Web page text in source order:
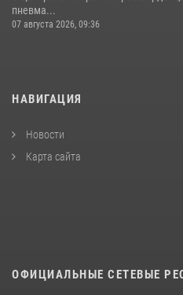
пневма...
07 августа 2026, 09:36
НАВИГАЦИЯ
Новости
Карта сайта
ОФИЦИАЛЬНЫЕ СЕТЕВЫЕ